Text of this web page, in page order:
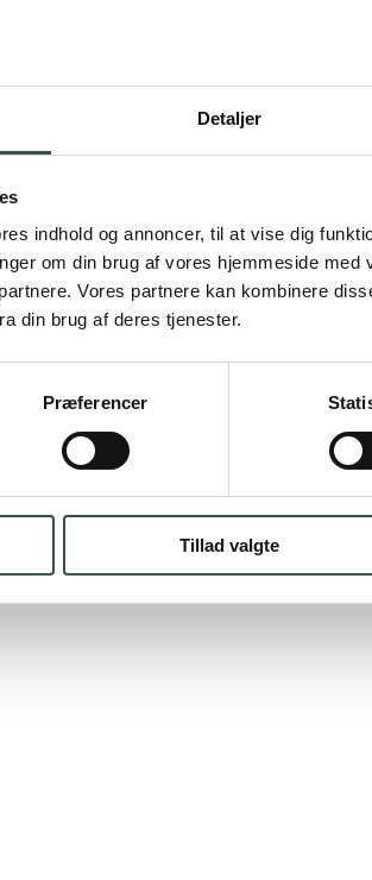
Detaljer
indhold og annoncer, til at vise dig
om din brug af vores hjemmeside med
Vores partnere kan kombinere
din brug af deres tjenester.
Præferencer
Tillad valgte